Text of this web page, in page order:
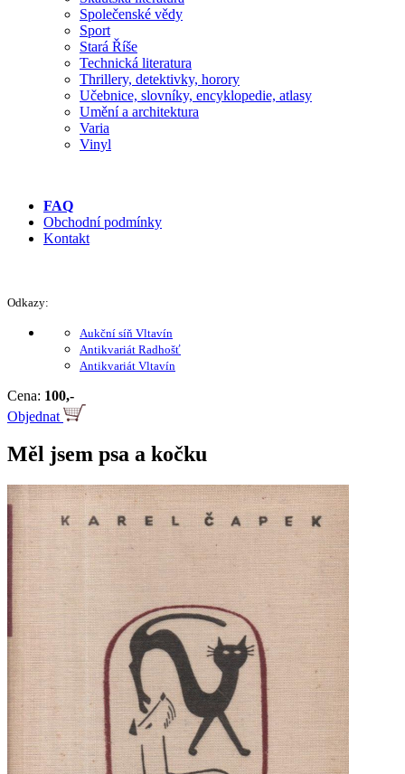
Společenské vědy
Sport
Stará Říše
Technická literatura
Thrillery, detektivky, horory
Učebnice, slovníky, encyklopedie, atlasy
Umění a architektura
Varia
Vinyl
FAQ
Obchodní podmínky
Kontakt
Odkazy:
Aukční síň Vltavín
Antikvariát Radhošť
Antikvariát Vltavín
Cena: 100,-
Objednat
Měl jsem psa a kočku